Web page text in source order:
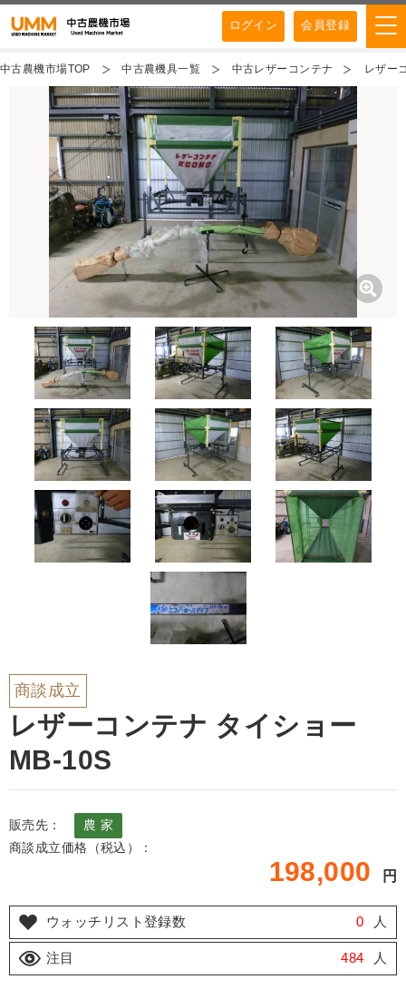
ログイン 会員登録
中古農機市場TOP 中古農機具一覧 中古レザーコンテナ レザー
商談成立
レザーコンテナ タイショー
MB-10S
販売先：
農 家
商談成立価格（税込）：
198,000 円
ウォッチリスト登録数 0 人
注目 484 人